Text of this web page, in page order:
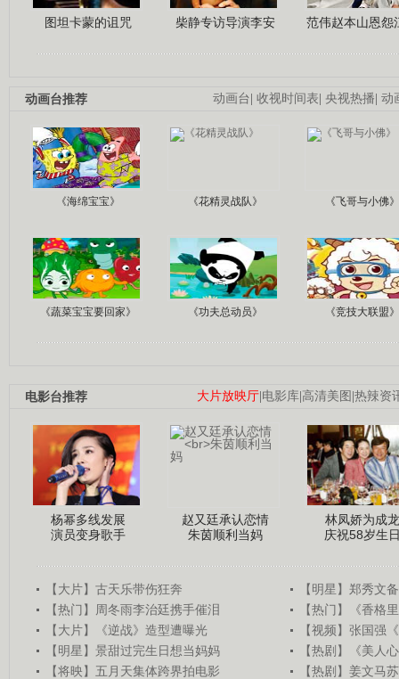
图坦卡蒙的诅咒 柴静专访导演李安 范伟赵本山恩怨
动画台| 收视时间表| 央视热播| 动
动画台推荐
《海绵宝宝》 《花精灵战队》 《飞哥与小佛》
《蔬菜宝宝要回家》 《功夫总动员》 《竞技大联盟》
大片放映厅|电影库|高清美图 |热辣资
电影台推荐
杨幂多线发展
演员变身歌手
赵又廷承认恋情
朱茵顺利当妈
林凤娇为成龙
庆祝58岁生
【大片】古天乐带伤狂奔
【明星】郑秀文
【热门】周冬雨李治廷携手催泪
【热门】《香格
【大片】《逆战》造型遭曝光
【视频】张国强
【明星】景甜过完生日想当妈妈
【热剧】《美人
【将映】五月天集体跨界拍电影
【热剧】姜文马